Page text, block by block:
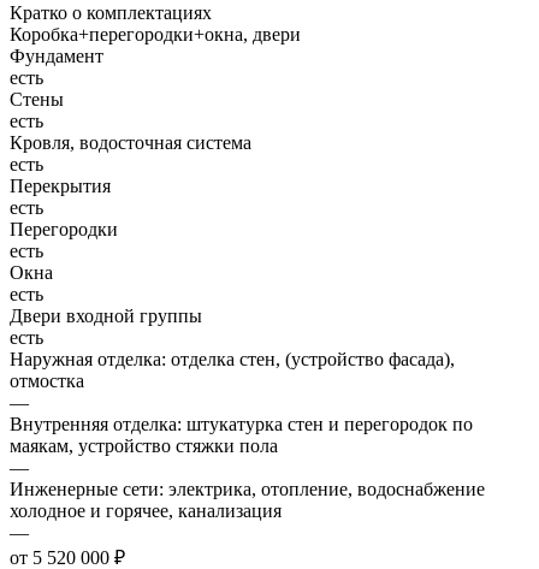
Кратко о комплектациях
Коробка+перегородки+окна, двери
Фундамент
есть
Стены
есть
Кровля, водосточная система
есть
Перекрытия
есть
Перегородки
есть
Окна
есть
Двери входной группы
есть
Наружная отделка: отделка стен, (устройство фасада),
отмостка
—
Внутренняя отделка: штукатурка стен и перегородок по
маякам, устройство стяжки пола
—
Инженерные сети: электрика, отопление, водоснабжение
холодное и горячее, канализация
—
от 5 520 000 ₽